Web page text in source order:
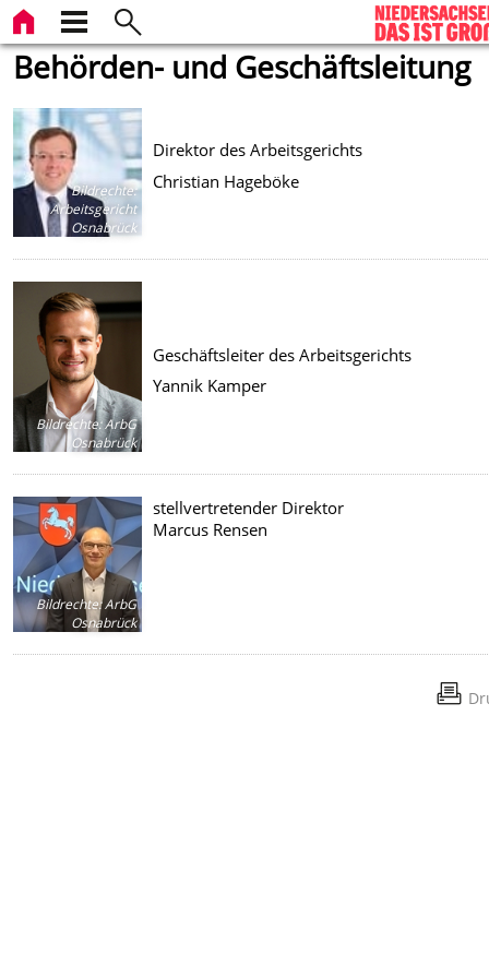
Behörden- und Geschäftsleitung
Bildrechte:
Arbeitsgericht
Osnabrück
Direktor des Arbeitsgerichts
Christian Hageböke
Bildrechte:ArbG
Osnabrück
Geschäftsleiter des Arbeitsgerichts
Yannik Kamper
Bildrechte:ArbG
Osnabrück
stellvertretender Direktor
Marcus Rensen